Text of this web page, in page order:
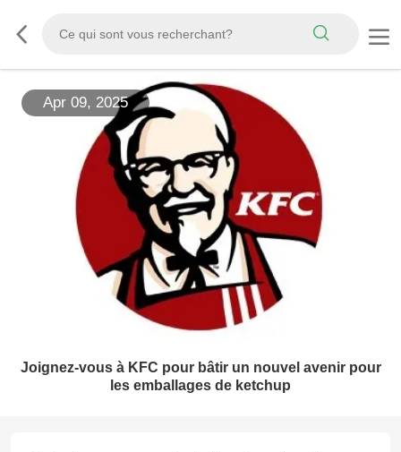
Apr 09, 2025
Joignez-vous à KFC pour bâtir un nouvel avenir pour
les emballages de ketchup